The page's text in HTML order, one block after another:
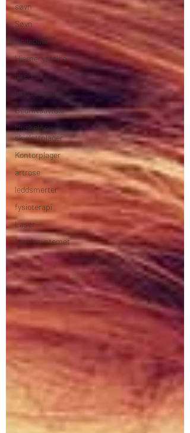
søvn
Søvn
Hodepine
Hjernerystelse
idrett
idrettsskade
Bedriftsavtale
Muskel- og
skjelettplager
Kontorplager
artrose
leddsmerter
fysioterapi
Laser
Lymfesystemet